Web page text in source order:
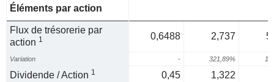
Éléments par action
Flux de trésorerie par
action 1 0,6488 2,737
Variation - 321,89%
Dividende / Action 1 0,45 1,322